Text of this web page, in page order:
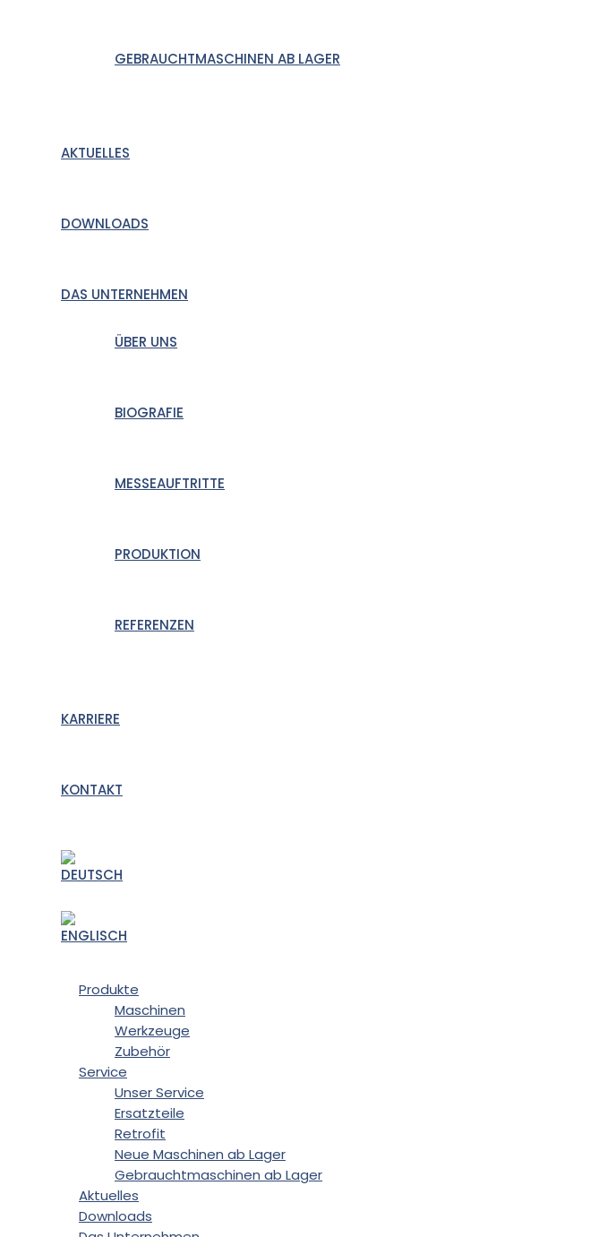
GEBRAUCHTMASCHINEN AB LAGER
AKTUELLES
DOWNLOADS
DAS UNTERNEHMEN
ÜBER UNS
BIOGRAFIE
MESSEAUFTRITTE
PRODUKTION
REFERENZEN
KARRIERE
KONTAKT
Produkte
Maschinen
Werkzeuge
Zubehör
Service
Unser Service
Ersatzteile
Retrofit
Neue Maschinen ab Lager
Gebrauchtmaschinen ab Lager
Aktuelles
Downloads